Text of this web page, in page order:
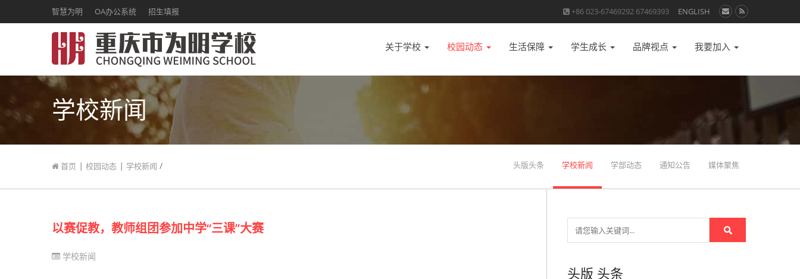
智慧为明 OA办公系统 招生填报 +86 023-67469292 67469393 ENGLISH
关于学校 校园动态 生活保障 学生成长 品牌视点 我要加入
学校新闻
首页 | 校园动态 | 学校新闻 / 头版头条 学校新闻 学部动态 通知公告 媒体聚焦
以赛促教，教师组团参加中学“三课”大赛
学校新闻
头版 头条